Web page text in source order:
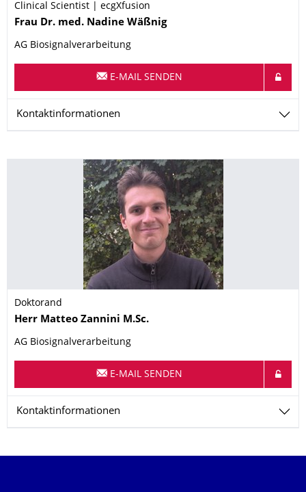
Clinical Scientist | ecgXfusion
Name
Frau Dr. med. Nadine Wäßnig
AG Biosignalverarbeitung
E-MAIL SENDEN
Kontaktinformationen
Doktorand
Name
Herr Matteo Zannini M.Sc.
AG Biosignalverarbeitung
E-MAIL SENDEN
Kontaktinformationen